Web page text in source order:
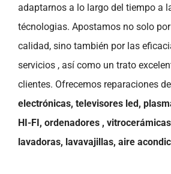
adaptarnos a lo largo del tiempo a
técnologias. Apostamos no solo
calidad, sino también por las
servicios , así como un trato
clientes. Ofrecemos reparaciones de
electrónicas, televisores led,
HI-FI, ordenadores ,
lavadoras, lavavajillas, aire